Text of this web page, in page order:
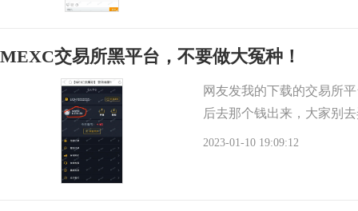
MEXC交易所黑平台，不要做大冤种！
网友发我的下载的交易所
后去那个钱出来，大家别
2023-01-10 19:09:12